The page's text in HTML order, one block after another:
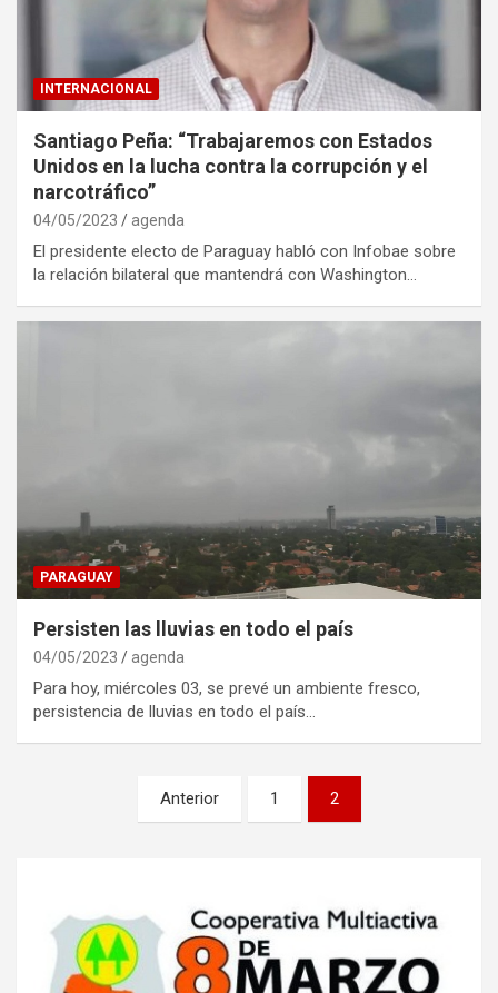
INTERNACIONAL
Santiago Peña: “Trabajaremos con Estados
Unidos en la lucha contra la corrupción y el
narcotráfico”
04/05/2023 agenda
El presidente electo de Paraguay habló con Infobae sobre
la relación bilateral que mantendrá con Washington…
PARAGUAY
Persisten las lluvias en todo el paí­s
04/05/2023 agenda
Para hoy, miércoles 03, se prevé un ambiente fresco,
persistencia de lluvias en todo el país…
NavegaciónAnterior 1 2